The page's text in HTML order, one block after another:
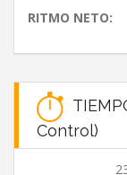
RITMO NETO:
Control)